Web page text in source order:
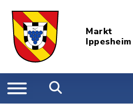
Markt
Ippesheim